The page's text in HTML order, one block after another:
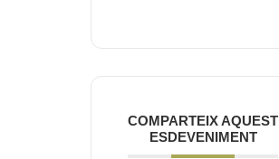
COMPARTEIX AQUEST
ESDEVENIMENT